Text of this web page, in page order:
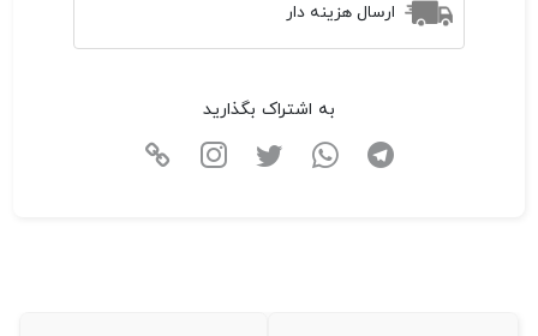
ارسال هزینه دار
به اشتراک بگذارید